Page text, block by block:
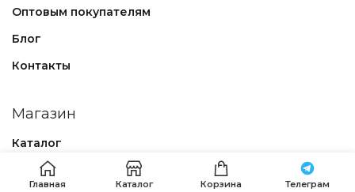
Оптовым покупателям
Блог
Контакты
Магазин
Каталог
Политика конфиденциальности
Главная Каталог Корзина Телеграм